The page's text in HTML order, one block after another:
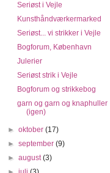
Seriøst i Vejle
Kunsthåndværkermarked
Seriøst... vi strikker i Vejle
Bogforum, København
Julerier
Seriøst strik i Vejle
Bogforum og strikkebog
garn og garn og knaphuller
(igen)
►oktober(17)
►september(9)
►august(3)